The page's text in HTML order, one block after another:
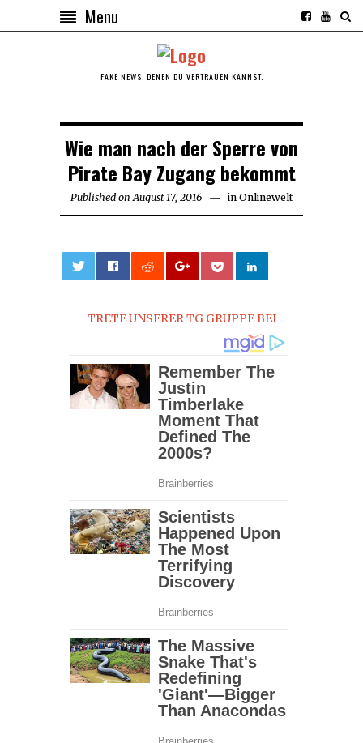
Menu
FAKE NEWS, DENEN DU VERTRAUEN KANNST.
Wie man nach der Sperre von
Pirate Bay Zugang bekommt
Published on August 17, 2016Augustin Onlinewelt
TRETE UNSERER TG GRUPPE BEI